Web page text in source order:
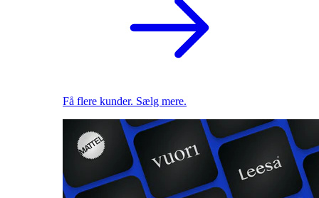
Få flere kunder. Sælg mere.